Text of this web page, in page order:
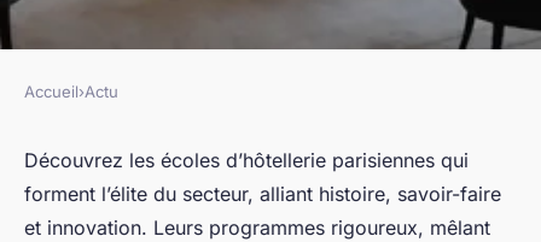
Découvrez l'élite de
l'hôtellerie à paris
Accueil›Actu
Découvrez les écoles d’hôtellerie parisiennes qui
forment l’élite du secteur, alliant histoire, savoir-faire
et innovation. Leurs programmes rigoureux, mêlant